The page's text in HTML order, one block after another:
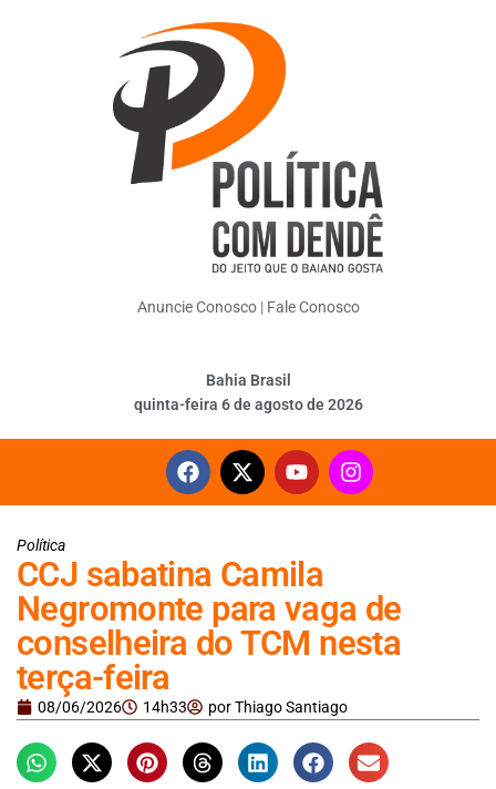
Anuncie Conosco| Fale Conosco
Bahia Brasil
quinta-feira 6 de agosto de 2026
Política
CCJ sabatina Camila
Negromonte para vaga de
conselheira do TCM nesta
terça-feira
08/06/2026 14h33 porThiago Santiago